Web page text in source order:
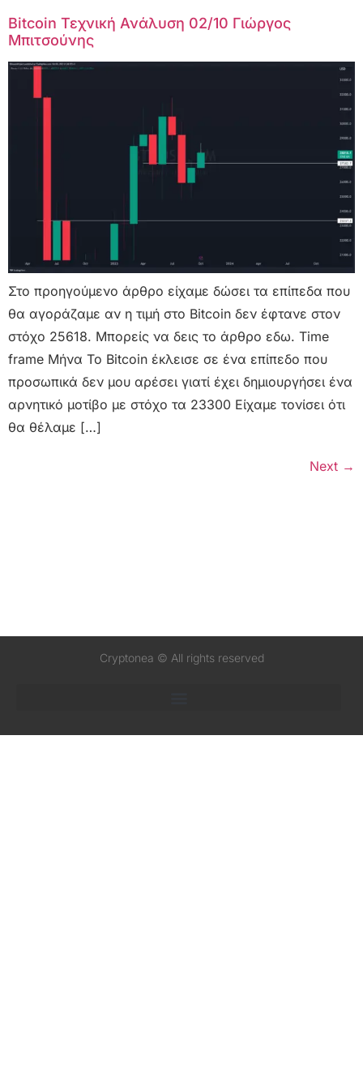
Bitcoin Τεχνική Ανάλυση 02/10 Γιώργος
Μπιτσούνης
Στο προηγούμενο άρθρο είχαμε δώσει τα επίπεδα που
θα αγοράζαμε αν η τιμή στο Bitcoin δεν έφτανε στον
στόχο 25618. Μπορείς να δεις το άρθρο εδω. Time
frame Μήνα Το Bitcoin έκλεισε σε ένα επίπεδο που
προσωπικά δεν μου αρέσει γιατί έχει δημιουργήσει ένα
αρνητικό μοτίβο με στόχο τα 23300 Είχαμε τονίσει ότι
θα θέλαμε […]
Next →
Cryptonea © All rights reserved